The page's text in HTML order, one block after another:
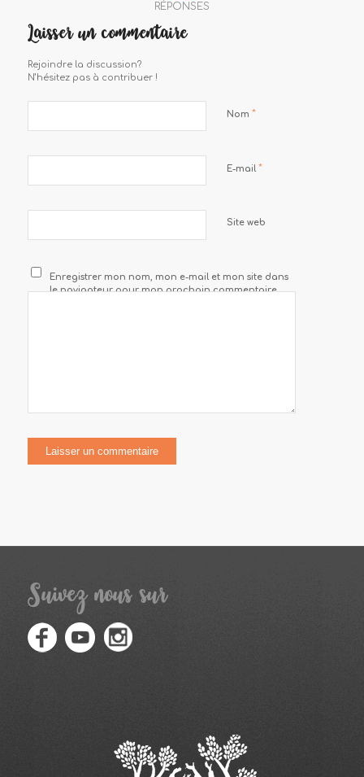
RÉPONSES
Laisser un commentaire
Rejoindre la discussion?
N’hésitez pas à contribuer !
Nom *
E-mail *
Site web
Enregistrer mon nom, mon e-mail et mon site dans
le navigateur pour mon prochain commentaire.
Suivez nous sur